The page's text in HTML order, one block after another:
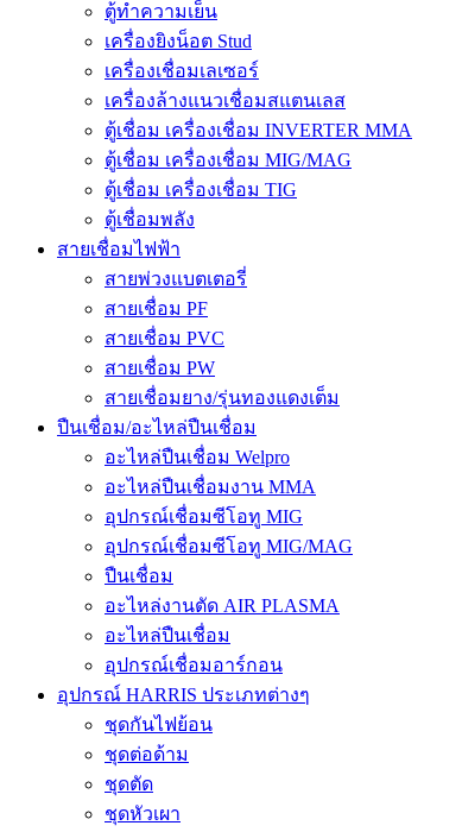
ตู้ทำความเย็น
เครื่องยิงน็อต Stud
เครื่องเชื่อมเลเซอร์
เครื่องล้างแนวเชื่อมสแตนเลส
ตู้เชื่อม เครื่องเชื่อม INVERTER MMA
ตู้เชื่อม เครื่องเชื่อม MIG/MAG
ตู้เชื่อม เครื่องเชื่อม TIG
ตู้เชื่อมพลัง
สายเชื่อมไฟฟ้า
สายพ่วงแบตเตอรี่
สายเชื่อม PF
สายเชื่อม PVC
สายเชื่อม PW
สายเชื่อมยาง/รุ่นทองแดงเต็ม
ปืนเชื่อม/อะไหล่ปืนเชื่อม
อะไหล่ปืนเชื่อม Welpro
อะไหล่ปืนเชื่อมงาน MMA
อุปกรณ์เชื่อมซีโอทู MIG
อุปกรณ์เชื่อมซีโอทู MIG/MAG
ปืนเชื่อม
อะไหล่งานตัด AIR PLASMA
อะไหล่ปืนเชื่อม
อุปกรณ์เชื่อมอาร์กอน
อุปกรณ์ HARRIS ประเภทต่างๆ
ชุดกันไฟย้อน
ชุดต่อด้าม
ชุดตัด
ชุดหัวเผา